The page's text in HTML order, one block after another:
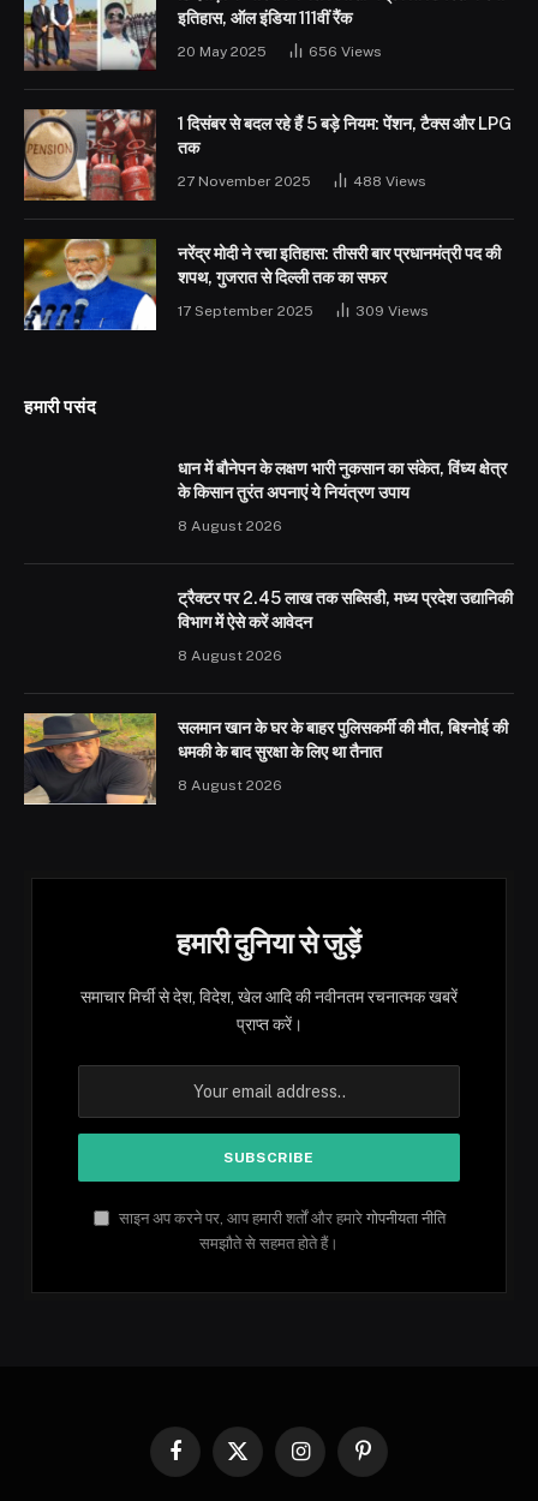
इतिहास, ऑल इंडिया 111वीं रैंक
20 May 2025 656 Views
1 दिसंबर से बदल रहे हैं 5 बड़े नियम: पेंशन, टैक्स और LPG
तक
27 November 2025 488 Views
नरेंद्र मोदी ने रचा इतिहास: तीसरी बार प्रधानमंत्री पद की
शपथ, गुजरात से दिल्ली तक का सफर
17 September 2025 309 Views
हमारी पसंद
धान में बौनेपन के लक्षण भारी नुकसान का संकेत, विंध्य क्षेत्र
के किसान तुरंत अपनाएं ये नियंत्रण उपाय
8 August 2026
ट्रैक्टर पर 2.45 लाख तक सब्सिडी, मध्य प्रदेश उद्यानिकी
विभाग में ऐसे करें आवेदन
8 August 2026
सलमान खान के घर के बाहर पुलिसकर्मी की मौत, बिश्नोई की
धमकी के बाद सुरक्षा के लिए था तैनात
8 August 2026
हमारी दुनिया से जुड़ें
समाचार मिर्ची से देश, विदेश, खेल आदि की नवीनतम रचनात्मक खबरें
प्राप्त करें।
साइन अप करने पर, आप हमारी शर्तों और हमारे गोपनीयता नीति
समझौते से सहमत होते हैं।
Facebook
X
InstagramPinterest